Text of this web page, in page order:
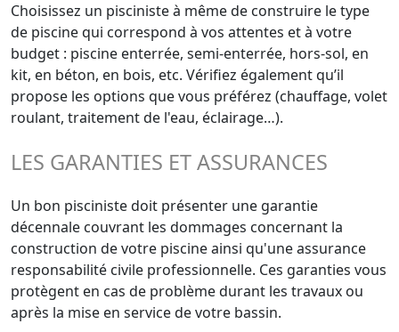
Choisissez un pisciniste à même de construire le type
de piscine qui correspond à vos attentes et à votre
budget : piscine enterrée, semi-enterrée, hors-sol, en
kit, en béton, en bois, etc. Vérifiez également qu’il
propose les options que vous préférez (chauffage, volet
roulant, traitement de l'eau, éclairage…).
LES GARANTIES ET ASSURANCES
Un bon pisciniste doit présenter une garantie
décennale couvrant les dommages concernant la
construction de votre piscine ainsi qu'une assurance
responsabilité civile professionnelle. Ces garanties vous
protègent en cas de problème durant les travaux ou
après la mise en service de votre bassin.